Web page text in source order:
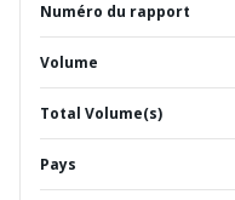
Numéro du rapport
Volume
Total Volume(s)
Pays